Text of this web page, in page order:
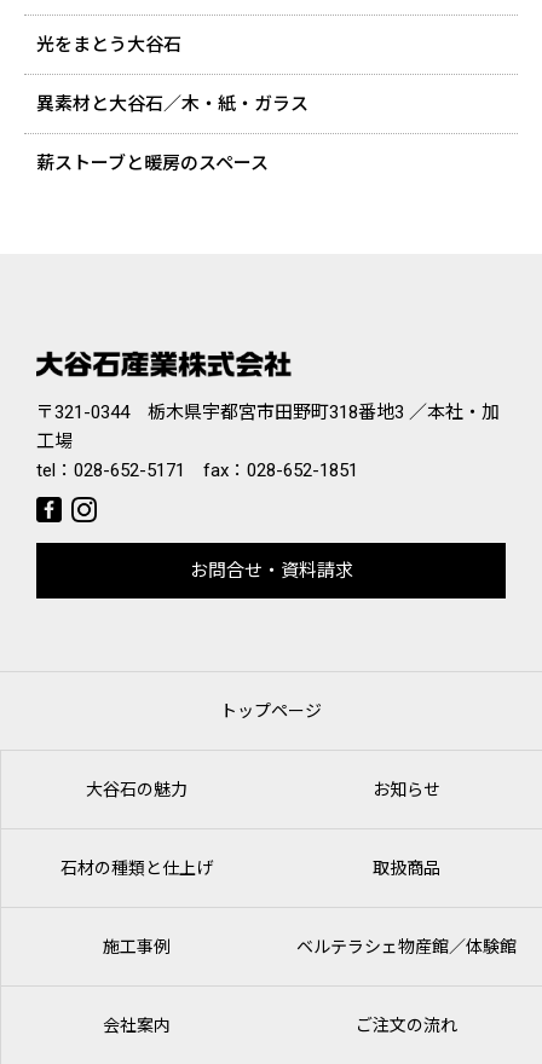
光をまとう大谷石
異素材と大谷石／木・紙・ガラス
薪ストーブと暖房のスペース
〒321-0344 栃木県宇都宮市田野町318番地3 ／本社・加
工場
tel： 028-652-5171 fax：028-652-1851
お問合せ・資料請求
トップページ
大谷石の魅力 お知らせ
石材の種類と仕上げ 取扱商品
施工事例 ベルテラシェ物産館／体験館
会社案内 ご注文の流れ